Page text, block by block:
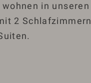
in unseren
2 Schlafzimmern